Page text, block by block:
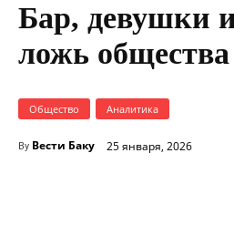
Бар, девушки
ложь общества
Общество Аналитика
By Вести Баку 25 января, 2026